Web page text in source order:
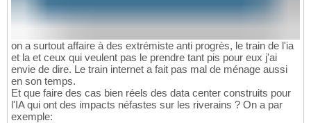
on a surtout affaire à des extrémiste anti progrès, le train de l'ia
et la et ceux qui veulent pas le prendre tant pis pour eux j'ai
envie de dire. Le train internet a fait pas mal de ménage aussi
en son temps.
Et que faire des cas bien réels des data center construits pour
l'IA qui ont des impacts néfastes sur les riverains ? On a par
exemple: